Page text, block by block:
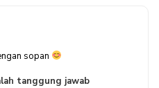
sopan
tanggung jawab